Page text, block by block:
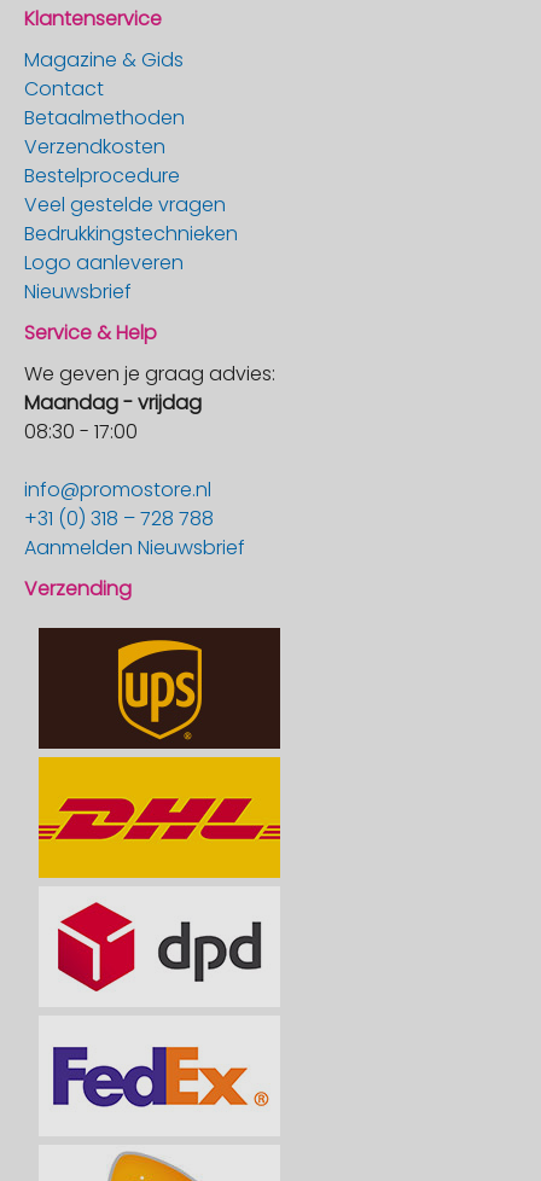
Klantenservice
Magazine & Gids
Contact
Betaalmethoden
Verzendkosten
Bestelprocedure
Veel gestelde vragen
Bedrukkingstechnieken
Logo aanleveren
Nieuwsbrief
Service & Help
We geven je graag advies:
Maandag - vrijdag
08:30 - 17:00
info@promostore.nl
+31 (0) 318 – 728 788
Aanmelden Nieuwsbrief
Verzending